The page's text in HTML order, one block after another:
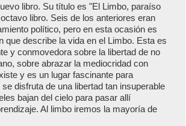
libro. Su título es "El Limbo, paraíso
libro. Seis de los anteriores eran
político, pero en esta ocasión es
que describe la vida en el Limbo. Esta es
y conmovedora sobre la libertad de no
sobre abrazar la mediocridad con
y es un lugar fascinante para
disfruta de una libertad tan insuperable
bajan del cielo para pasar allí
Al limbo iremos la mayoría de